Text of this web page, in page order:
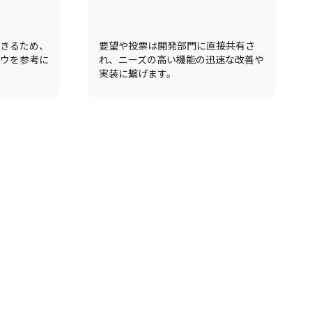
るため、
を参考に
要望や投票は開発部門に直接共有さ
れ、ニーズの高い機能の迅速な改善や
実装に繋げます。